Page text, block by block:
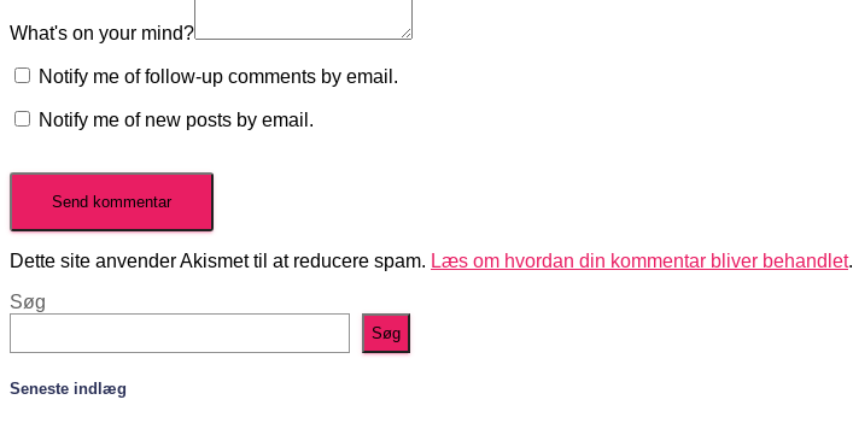
What's on your mind?
Notify me of follow-up comments by email.
Notify me of new posts by email.
Dette site anvender Akismet til at reducere spam. Læs om hvordan din kommentar bliver behandlet.
Søg
Søg
Seneste indlæg